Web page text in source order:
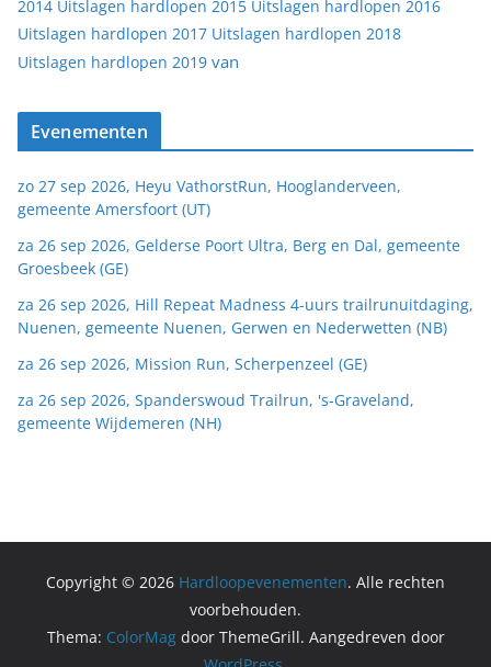
2014 Uitslagen hardlopen 2015 Uitslagen hardlopen 2016
Uitslagen hardlopen 2017 Uitslagen hardlopen 2018
Uitslagen hardlopen 2019 van
Evenementen
zo 27 sep 2026, Heyu VathorstRun, Hooglanderveen,
gemeente Amersfoort (UT)
za 26 sep 2026, Gelderse Poort Ultra, Berg en Dal, gemeente
Groesbeek (GE)
za 26 sep 2026, Hill Repeat Madness 4-uurs trailrunuitdaging,
Nuenen, gemeente Nuenen, Gerwen en Nederwetten (NB)
za 26 sep 2026, Mission Run, Scherpenzeel (GE)
za 26 sep 2026, Spanderswoud Trailrun, 's-Graveland,
gemeente Wijdemeren (NH)
Copyright © 2026 Hardloopevenementen. Alle rechten
voorbehouden.
Thema: ColorMagdoor ThemeGrill. Aangedreven door